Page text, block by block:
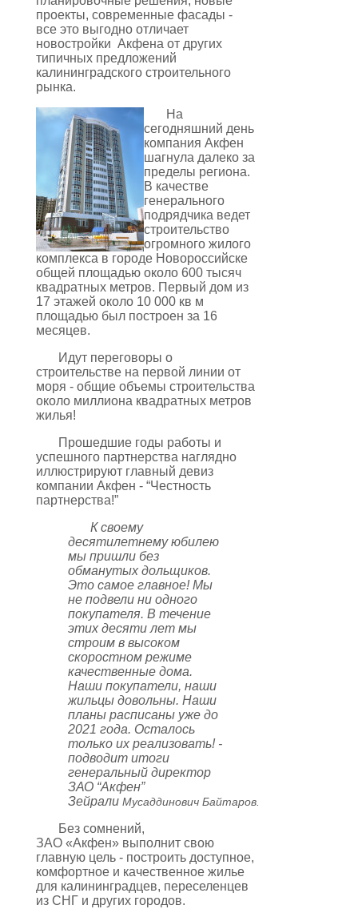
проекты, современные фасады -
все это выгодно отличает
новостройки Акфена от других
типичных предложений
калининградского строительного
рынка.
На
сегодняшний день
компания Акфен
шагнула далеко за
пределы региона.
В качестве
генерального
подрядчика ведет
строительство
огромного жилого
комплекса в городе Новороссийске
общей площадью около 600 тысяч
квадратных метров. Первый дом из
17 этажей около 10 000 кв м
площадью был построен за 16
месяцев.
Идут переговоры о
строительстве на первой линии от
моря - общие объемы строительства
около миллиона квадратных метров
жилья!
Прошедшие годы работы и
успешного партнерства наглядно
иллюстрируют главный девиз
компании Акфен - “Честность
партнерства!”
К своему
десятилетнему юбилею
мы пришли без
обманутых дольщиков.
Это самое главное! Мы
не подвели ни одного
покупателя. В течение
этих десяти лет мы
строим в высоком
скоростном режиме
качественные дома.
Наши покупатели, наши
жильцы довольны. Наши
планы расписаны уже до
2021 года. Осталось
только их реализовать! -
подводит итоги
генеральный директор
ЗАО “Акфен”
ЗейралиМусаддиновичБайтаров.
Без сомнений,
ЗАО «Акфен» выполнит свою
главную цель - построить доступное,
комфортное и качественное жилье
для калининградцев, переселенцев
из СНГ и других городов.